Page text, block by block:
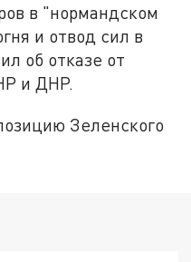
в "нормандском
и отвод сил в
об отказе от
и ДНР.
Зеленского